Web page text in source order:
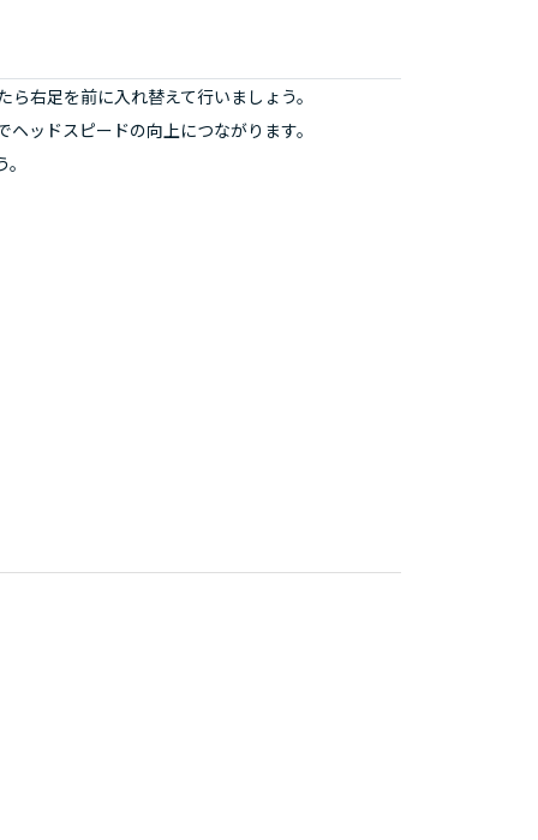
右足を前に入れ替えて行いましょう。
ッドスピードの向上につながります。